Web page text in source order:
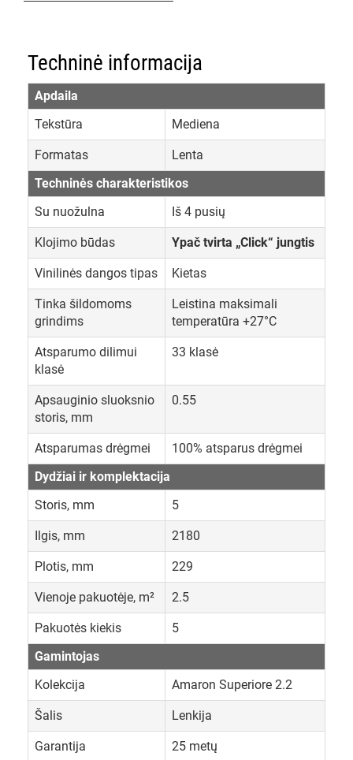
Techninė informacija
Apdaila
Tekstūra
Mediena
Formatas
Lenta
Techninės charakteristikos
Su nuožulna
Iš 4 pusių
Klojimo būdas Ypač tvirta „Click“ jungtis
Vinilinės dangos tipas Kietas
Tinka šildomoms
grindims
Leistina maksimali
temperatūra +27°C
Atsparumo dilimui
klasė
33 klasė
Apsauginio sluoksnio
storis, mm
0.55
Atsparumas drėgmei
100% atsparus drėgmei
Dydžiai ir komplektacija
Storis, mm
5
Ilgis, mm 2180
Plotis, mm 229
Vienoje pakuotėje, m² 2.5
Pakuotės kiekis
5
Gamintojas
Kolekcija
Amaron Superiore 2.2
Šalis Lenkija
Garantija 25 metų